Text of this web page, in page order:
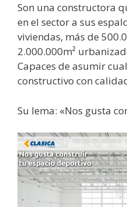
Son una constructora
en el sector a sus
viviendas, más de
2.000.000m²
Capaces de asumir
constructivo con
Su lema: «Nos gusta